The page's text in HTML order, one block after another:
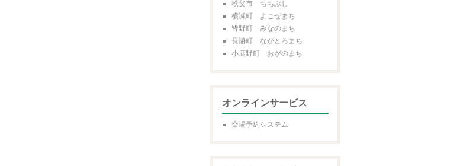
秩父市 ちちぶし
横瀬町 よこぜまち
皆野町 みなのまち
長瀞町 ながとろまち
小鹿野町 おがのまち
オンラインサービス
斎場予約システム